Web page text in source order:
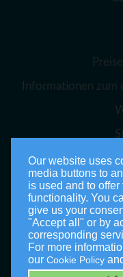
Informationen
Our website uses
media buttons to
is used and to
functionality. You
give us your
"Accept all" or by
corresponding
For more
our Cookie Policy